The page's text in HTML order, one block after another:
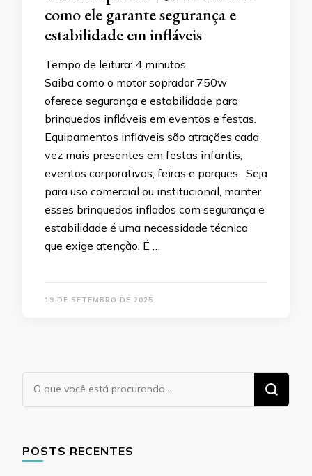
como ele garante segurança e
estabilidade em infláveis
Tempo de leitura: 4 minutos
Saiba como o motor soprador 750w
oferece segurança e estabilidade para
brinquedos infláveis em eventos e festas.
Equipamentos infláveis são atrações cada
vez mais presentes em festas infantis,
eventos corporativos, feiras e parques. Seja
para uso comercial ou institucional, manter
esses brinquedos inflados com segurança e
estabilidade é uma necessidade técnica
que exige atenção. É …
19 DE SETEMBRO DE 2025
Procurando
algo?
POSTS RECENTES